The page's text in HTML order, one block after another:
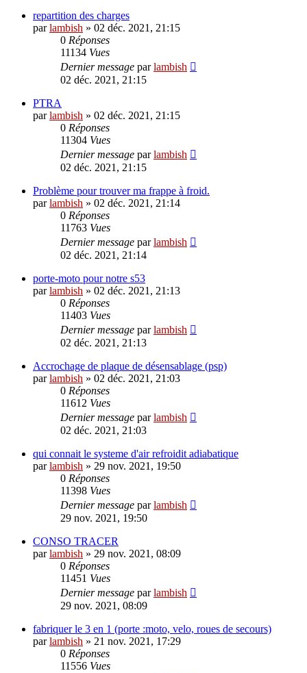
repartition des charges
parlambish » 02 déc. 2021, 21:15
0 Réponses
11134 Vues
Dernier message parlambish
02 déc. 2021, 21:15
PTRA
parlambish » 02 déc. 2021, 21:15
0 Réponses
11304 Vues
Dernier message parlambish
02 déc. 2021, 21:15
Problème pour trouver ma frappe à froid.
parlambish » 02 déc. 2021, 21:14
0 Réponses
11763 Vues
Dernier message parlambish
02 déc. 2021, 21:14
porte-moto pour notre s53
parlambish » 02 déc. 2021, 21:13
0 Réponses
11403 Vues
Dernier message parlambish
02 déc. 2021, 21:13
Accrochage de plaque de désensablage (psp)
parlambish » 02 déc. 2021, 21:03
0 Réponses
11612 Vues
Dernier message parlambish
02 déc. 2021, 21:03
qui connait le systeme d'air refroidit adiabatique
parlambish » 29 nov. 2021, 19:50
0 Réponses
11398 Vues
Dernier message parlambish
29 nov. 2021, 19:50
CONSO TRACER
parlambish » 29 nov. 2021, 08:09
0 Réponses
11451 Vues
Dernier message parlambish
29 nov. 2021, 08:09
fabriquer le 3 en 1 (porte :moto, velo, roues de secours)
parlambish » 21 nov. 2021, 17:29
0 Réponses
11556 Vues